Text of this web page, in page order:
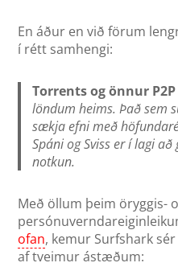
En áður en við förum
í rétt samhengi:
Torrents og önnur
löndum heims. Það sem
sækja efni með
Spáni og Sviss er í lagi
notkun.
Með öllum þeim öryggis-
ofan, kemur Surfshark
af tveimur ástæðum: